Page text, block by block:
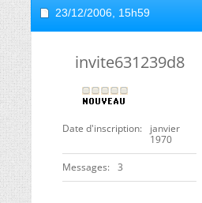
23/12/2006, 15h59
invite631239d8
Date d'inscription
janvier
1970
Messages 3